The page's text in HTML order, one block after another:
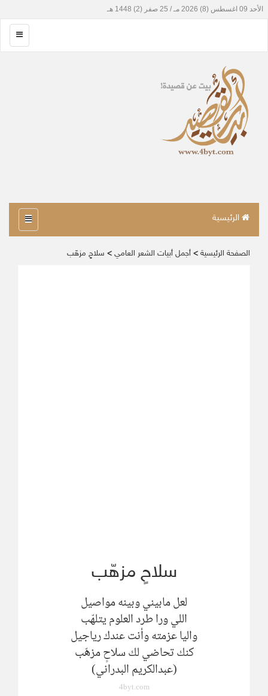
الرئيسية
الصفحة الرئيسية > أجمل أبيات الشعر العامي > سلاحٍ مزهّب
سلاحٍ مزهّب
لعل مابيني وبينه مواصيل
‏اللي ورا طرد العلوم يتلهّب
‏واليا عزمته وأنت عندك رياجيل
‏كنك تحاضي لك سلاحٍ مزهّب
(عبدالكريم البدراني)
4byt.com